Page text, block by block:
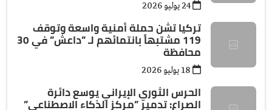
تركيا تشن حملة أمنية واسعة وتوقف
119 مشتبهاً بانتمائهم لـ ”داعش” في 30
محافظة
الحرس الثوري الإيراني يوسع دائرة
الصراع: تدمير ”مركز الذكاء الاصطناعي”